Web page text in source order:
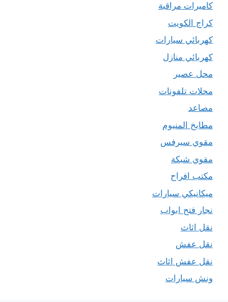
كاميرات مراقبة
كراج الكويت
كهربائي سيارات
كهربائي منازل
محل عصير
محلات تلفونات
مصاعد
مطابخ المنيوم
مقوي سيرفس
مقوي شبكة
مكتب افراح
ميكانيكي سيارات
نجار فتح ابواب
نقل اثاث
نقل عفش
نقل عفش اثاث
ونش سيارات